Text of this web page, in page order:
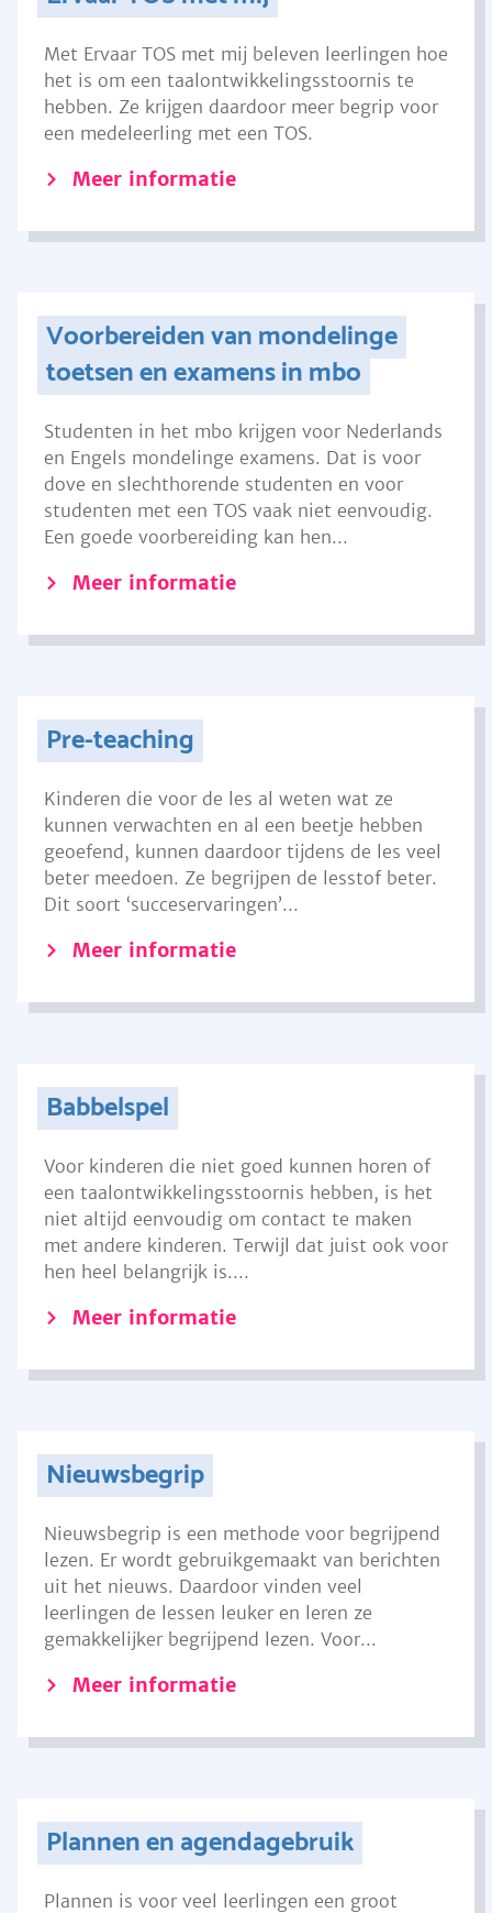
Met Ervaar TOS met mij beleven leerlingen hoe
het is om een taalontwikkelingsstoornis te
hebben. Ze krijgen daardoor meer begrip voor
een medeleerling met een TOS.
Meer informatie
Voorbereiden van mondelinge
toetsen en examens in mbo
Studenten in het mbo krijgen voor Nederlands
en Engels mondelinge examens. Dat is voor
dove en slechthorende studenten en voor
studenten met een TOS vaak niet eenvoudig.
Een goede voorbereiding kan hen...
Meer informatie
Pre-teaching
Kinderen die voor de les al weten wat ze
kunnen verwachten en al een beetje hebben
geoefend, kunnen daardoor tijdens de les veel
beter meedoen. Ze begrijpen de lesstof beter.
Dit soort ‘succeservaringen’...
Meer informatie
Babbelspel
Voor kinderen die niet goed kunnen horen of
een taalontwikkelingsstoornis hebben, is het
niet altijd eenvoudig om contact te maken
met andere kinderen. Terwijl dat juist ook voor
hen heel belangrijk is....
Meer informatie
Nieuwsbegrip
Nieuwsbegrip is een methode voor begrijpend
lezen. Er wordt gebruikgemaakt van berichten
uit het nieuws. Daardoor vinden veel
leerlingen de lessen leuker en leren ze
gemakkelijker begrijpend lezen. Voor...
Meer informatie
Plannen en agendagebruik
Plannen is voor veel leerlingen een groot